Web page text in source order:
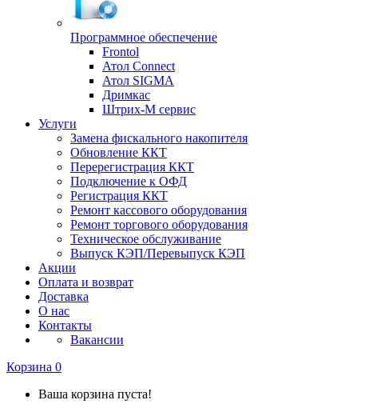
Программное обеспечение
Frontol
Атол Connect
Атол SIGMA
Дримкас
Штрих-М сервис
Услуги
Замена фискального накопителя
Обновление ККТ
Перерегистрация ККТ
Подключение к ОФД
Регистрация ККТ
Ремонт кассового оборудования
Ремонт торгового оборудования
Техническое обслуживание
Выпуск КЭП/Перевыпуск КЭП
Акции
Оплата и возврат
Доставка
О нас
Контакты
Вакансии
Корзина 0
Ваша корзина пуста!